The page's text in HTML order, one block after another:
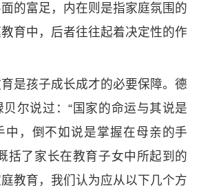
的富足，内在则是指家庭氛围的
育中，后者往往起着决定性的作
是孩子成长成才的必要保障。德
尔说过：“国家的命运与其说是
中，倒不如说是掌握在母亲的手
括了家长在教育子女中所起到的
教育，我们认为应从以下几个方